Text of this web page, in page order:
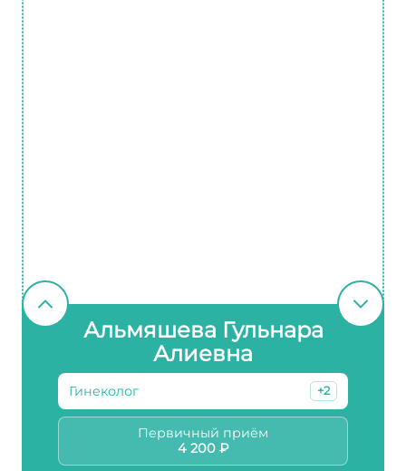
Альмяшева Гульнара
Алиевна
Гинеколог +2
Первичный приём
4 200 ₽